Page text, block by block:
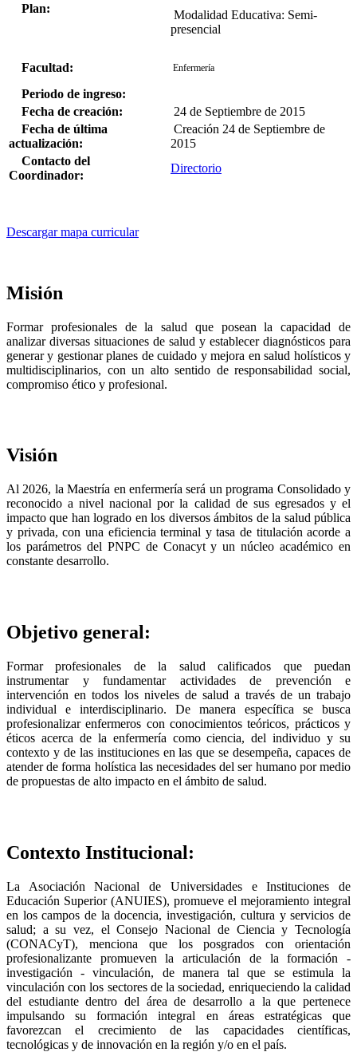
Plan:
Modalidad Educativa: Semi-
presencial
Facultad: Enfermería
Periodo de ingreso:
Fecha de creación:
24 de Septiembre de 2015
Fecha de última
actualización:
Creación 24 de Septiembre de
2015
Contacto del
Coordinador:
Directorio
Descargar mapa curricular
Misión
Formar profesionales de la salud que posean la capacidad de
analizar diversas situaciones de salud y establecer diagnósticos para
generar y gestionar planes de cuidado y mejora en salud holísticos y
multidisciplinarios, con un alto sentido de responsabilidad social,
compromiso ético y profesional.
Visión
Al 2026, la Maestría en enfermería será un programa Consolidado y
reconocido a nivel nacional por la calidad de sus egresados y el
impacto que han logrado en los diversos ámbitos de la salud pública
y privada, con una eficiencia terminal y tasa de titulación acorde a
los parámetros del PNPC de Conacyt y un núcleo académico en
constante desarrollo.
Objetivo general:
Formar profesionales de la salud calificados que puedan
instrumentar y fundamentar actividades de prevención e
intervención en todos los niveles de salud a través de un trabajo
individual e interdisciplinario. De manera específica se busca
profesionalizar enfermeros con conocimientos teóricos, prácticos y
éticos acerca de la enfermería como ciencia, del individuo y su
contexto y de las instituciones en las que se desempeña, capaces de
atender de forma holística las necesidades del ser humano por medio
de propuestas de alto impacto en el ámbito de salud.
Contexto Institucional:
La Asociación Nacional de Universidades e Instituciones de
Educación Superior (ANUIES), promueve el mejoramiento integral
en los campos de la docencia, investigación, cultura y servicios de
salud; a su vez, el Consejo Nacional de Ciencia y Tecnología
(CONACyT), menciona que los posgrados con orientación
profesionalizante promueven la articulación de la formación -
investigación - vinculación, de manera tal que se estimula la
vinculación con los sectores de la sociedad, enriqueciendo la calidad
del estudiante dentro del área de desarrollo a la que pertenece
impulsando su formación integral en áreas estratégicas que
favorezcan el crecimiento de las capacidades científicas,
tecnológicas y de innovación en la región y/o en el país.